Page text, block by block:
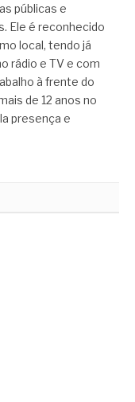
públicas e
Ele é reconhecido
local, tendo já
rádio e TV e com
à frente do
de 12 anos no
presença e